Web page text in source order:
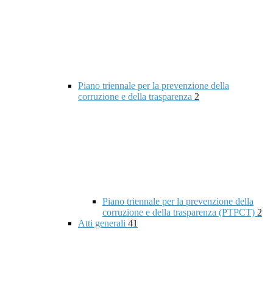
Piano triennale per la prevenzione della
corruzione e della trasparenza 2
Piano triennale per la prevenzione della
corruzione e della trasparenza (PTPCT) 2
Atti generali 41